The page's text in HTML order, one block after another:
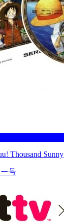
Thousand Sunny
号